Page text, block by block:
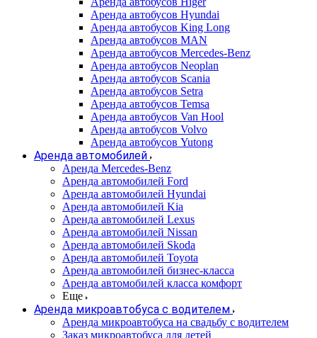
Аренда автобусов Hyundai
Аренда автобусов King Long
Аренда автобусов MAN
Аренда автобусов Mercedes-Benz
Аренда автобусов Neoplan
Аренда автобусов Scania
Аренда автобусов Setra
Аренда автобусов Temsa
Аренда автобусов Van Hool
Аренда автобусов Volvo
Аренда автобусов Yutong
Аренда автомобилей
Аренда Mercedes-Benz
Аренда автомобилей Ford
Аренда автомобилей Hyundai
Аренда автомобилей Kia
Аренда автомобилей Lexus
Аренда автомобилей Nissan
Аренда автомобилей Skoda
Аренда автомобилей Toyota
Аренда автомобилей бизнес-класса
Аренда автомобилей класса комфорт
Еще
Аренда микроавтобуса с водителем
Аренда микроавтобуса на свадьбу с водителем
Заказ микроавтобуса для детей